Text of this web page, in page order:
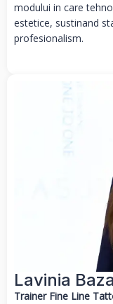
modului in care
estetice, sustinand
profesionalism.
Lavinia
Trainer Fine Line